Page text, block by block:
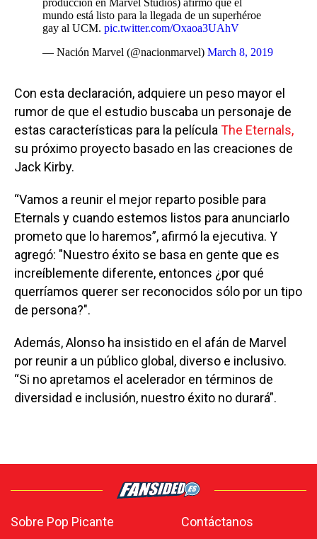
producción en Marvel Studios) afirmó que el
mundo está listo para la llegada de un superhéroe
gay al UCM. pic.twitter.com/Oxaoa3UAhV
— Nación Marvel (@nacionmarvel) March 8, 2019
Con esta declaración, adquiere un peso mayor el
rumor de que el estudio buscaba un personaje de
estas características para la película The Eternals,
su próximo proyecto basado en las creaciones de
Jack Kirby.
“Vamos a reunir el mejor reparto posible para
Eternals y cuando estemos listos para anunciarlo
prometo que lo haremos”, afirmó la ejecutiva. Y
agregó: "Nuestro éxito se basa en gente que es
increíblemente diferente, entonces ¿por qué
querríamos querer ser reconocidos sólo por un tipo
de persona?".
Además, Alonso ha insistido en el afán de Marvel
por reunir a un público global, diverso e inclusivo.
“Si no apretamos el acelerador en términos de
diversidad e inclusión, nuestro éxito no durará”.
Sobre Pop Picante Contáctanos